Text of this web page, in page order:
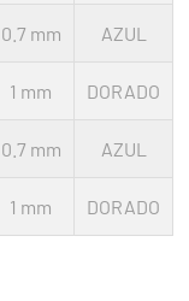
0.7 mm AZUL
1 mm DORADO
0.7 mm AZUL
1 mm DORADO